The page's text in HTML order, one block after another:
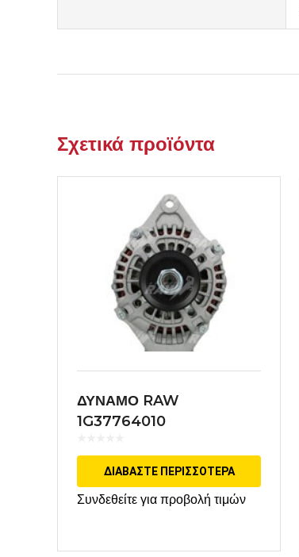
Σχετικά προϊόντα
ΔΥΝΑΜΟ RAW
1G37764010
ΔΙΑΒΆΣΤΕ ΠΕΡΙΣΣΌΤΕΡΑ
Συνδεθείτε για προβολή τιμών